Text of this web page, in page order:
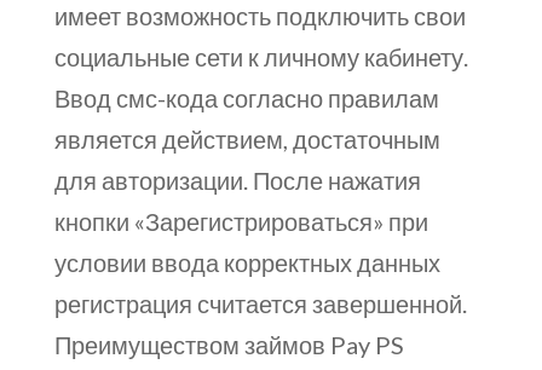
имеет возможность подключить свои
социальные сети к личному кабинету.
Ввод смс-кода согласно правилам
является действием, достаточным
для авторизации. После нажатия
кнопки «Зарегистрироваться» при
условии ввода корректных данных
регистрация считается завершенной.
Преимуществом займов Pay PS